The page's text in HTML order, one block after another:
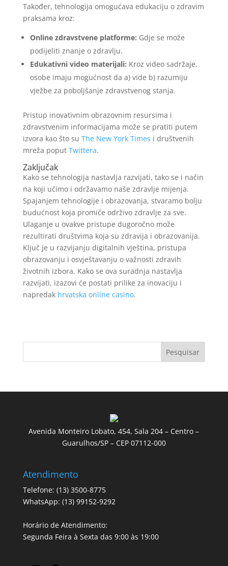
Također, tehnologija omogućava edukaciju o zdravim
praksama kroz:
Online zdravstvene platforme: Gdje se može
podijeliti znanje o zdravlju.
Edukativni video materijali: Kroz video sadržaje,
osobe imaju mogućnost da a) vide b) razumiju
vježbe za poboljšanje zdravstvenog stanja.
Pristup inovativnim obrazovnim resursima i
zdravstvenim informacijama može se pratiti putem
izvora kao što su The New York Times i društvenih
mreža poput Twittera.
Zaključak
Kako se tehnologija nastavlja razvijati, tako se i način
na koji učimo i održavamo naše zdravlje mijenja.
Spajanjem tehnologije i obrazovanja, stvaramo bolju
budućnost koja promiče održivo zdravlje za sve.
Ulaganje u ovakve pristupe dugoročno može
rezultirati društvima koja su zdravija i obrazovanija.
Ključ je u razvijanju digitalnih vještina, pristupa
obrazovanju i osvještavanju o važnosti zdravih
životnih izbora. Kako se ova suradnja nastavlja
razvijati, izazovi će postati prilike za inovaciju i
napredak hrvatska online casino.
Pesquisar
Avenida Monteiro Lobato, 454, Sala 204 – Centro –
Guarulhos/SP – CEP 07112-000
Atendimento
Telefone: (13) 3500-8775
WhatsApp: (13) 99152-9292
Horário de Atendimento:
Segunda Feira à Sexta das 9:00 às 19:00